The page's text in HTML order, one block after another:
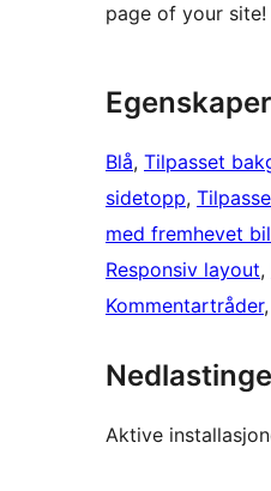
page of your site!
Egenskaper
Blå, Tilpasset
sidetopp,
med fremhevet
Responsiv layout,
Kommentartråder,
Aktive